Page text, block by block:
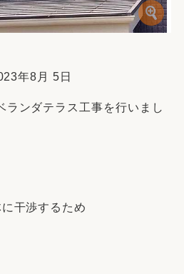
年8月 5日
ランダテラス工事を行いまし
干渉するため